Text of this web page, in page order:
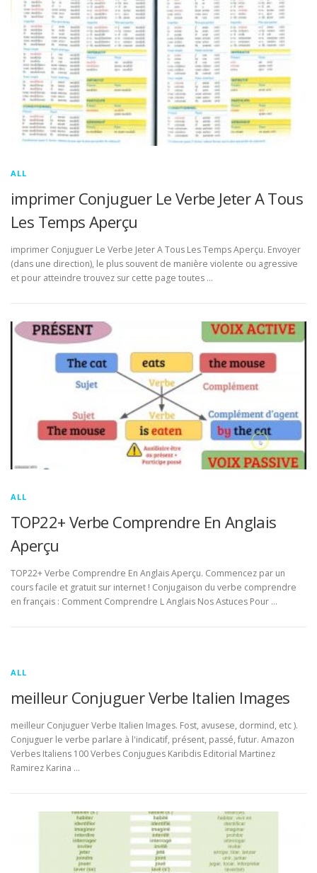
ALL
imprimer Conjuguer Le Verbe Jeter A Tous
Les Temps Aperçu
imprimer Conjuguer Le Verbe Jeter A Tous Les Temps Aperçu. Envoyer
(dans une direction), le plus souvent de manière violente ou agressive
et pour atteindre trouvez sur cette page toutes …
ALL
TOP22+ Verbe Comprendre En Anglais
Aperçu
TOP22+ Verbe Comprendre En Anglais Aperçu. Commencez par un
cours facile et gratuit sur internet ! Conjugaison du verbe comprendre
en français : Comment Comprendre L Anglais Nos Astuces Pour …
ALL
meilleur Conjuguer Verbe Italien Images
meilleur Conjuguer Verbe Italien Images. Fost, avusese, dormind, etc ).
Conjuguer le verbe parlare à l'indicatif, présent, passé, futur. Amazon
Verbes Italiens 100 Verbes Conjugues Karibdis Editorial Martinez
Ramirez Karina …